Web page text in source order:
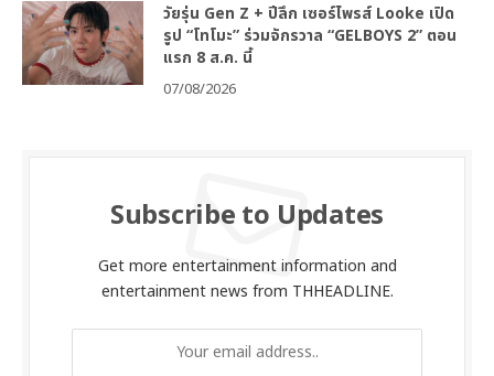
วัยรุ่น Gen Z + ปีลึก เซอร์ไพรส์ Looke เปิด
รูป “โทโมะ” ร่วมจักรวาล “GELBOYS 2” ตอน
แรก 8 ส.ค. นี้
07/08/2026
Subscribe to Updates
Get more entertainment information and
entertainment news from THHEADLINE.